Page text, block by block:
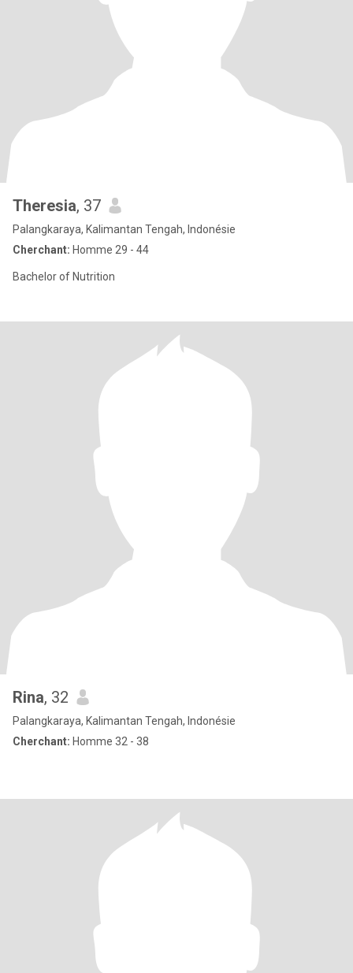
Theresia, 37
Palangkaraya, Kalimantan Tengah, Indonésie
Cherchant: Homme 29 - 44
Bachelor of Nutrition
Rina, 32
Palangkaraya, Kalimantan Tengah, Indonésie
Cherchant: Homme 32 - 38